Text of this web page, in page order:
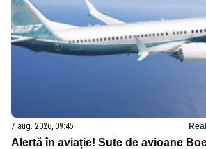
7 aug. 2026, 09:45
Alertă în aviație! Sute de avioane